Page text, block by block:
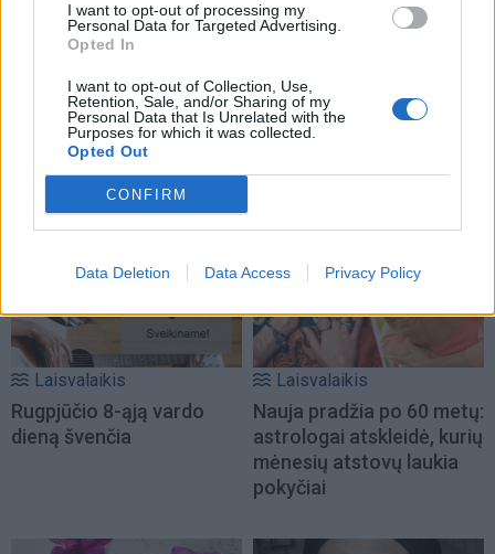
I want to opt-out of processing my
Personal Data for Targeted Advertising.
Opted In
I want to opt-out of Collection, Use,
Retention, Sale, and/or Sharing of my
Personal Data that Is Unrelated with the
Purposes for which it was collected.
Opted Out
CONFIRM
Data Deletion Data Access Privacy Policy
NAUJI
Laisvalaikis
Rugpjūčio 8-ąją vardo
dieną švenčia
Laisvalaikis
Nauja pradžia po 60 metų:
astrologai atskleidė, kurių
mėnesių atstovų laukia
pokyčiai